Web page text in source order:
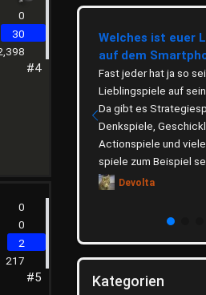
0
30
#4
0
0
2
217
#5
gesunde
Tee
und ist
Ob als
Welches ist euer
auf dem
Fast jeder hat ja so
Lieblingspiele auf
Da gibt es
Denkspiele,
Actionspiele und
spiele zum Beispiel
Devolta
Kategorien